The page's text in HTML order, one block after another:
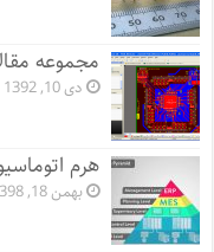
مجموعه
دی 10, 1392
هرم
بهمن 18, 1398